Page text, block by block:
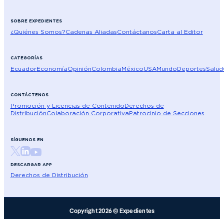
SOBRE EXPEDIENTES
¿Quiénes Somos?Cadenas AliadasContáctanosCarta al Editor
CATEGORÍAS
EcuadorEconomíaOpiniónColombiaMéxicoUSAMundoDeportesSalud
CONTÁCTENOS
Promoción y Licencias de ContenidoDerechos de
DistribuciónColaboración CorporativaPatrocinio de Secciones
SÍGUENOS EN
DESCARGAR APP
Derechos de Distribución
Copyright 2026 © Expedientes